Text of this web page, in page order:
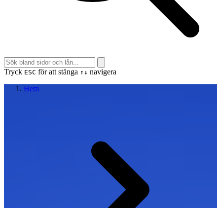
Tryck ESC för att stänga ↑↓ navigera
Hem